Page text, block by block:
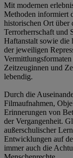
Mit modernen
Methoden informiert
historischen Ort über
Terrorherrschaft und
Haftanstalt sowie die
der jeweiligen
Zeitzeuginnen und
lebendig.
Durch die
Filmaufnahmen,
Erinnerungen von
der Vergangenheit.
außerschulischer
Entwicklungen auf
immer auch die